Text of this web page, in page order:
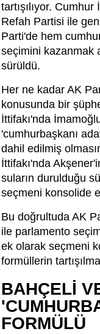
tartışılıyor.
Refah Partisi ile
Parti'de hem
seçimini kazanmak
sürüldü.
Her ne kadar AK
konusunda bir
İttifakı'nda
'cumhurbaşkanı
dahil edilmiş
İttifakı'nda
suların durulduğu
seçmeni konsolide
Bu doğrultuda AK
ile parlamento
ek olarak seçmeni
formüllerin
BAHÇELİ
FORMÜLÜ